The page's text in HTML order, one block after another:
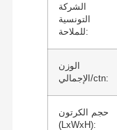
الشركة
التونسية
للملاحة:
الوزن
الإجمالي/ctn:
حجم الكرتون
(LxWxH):